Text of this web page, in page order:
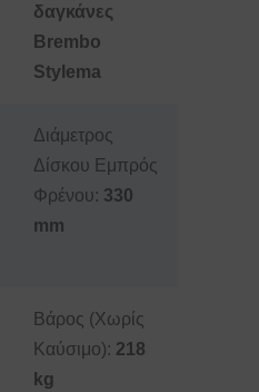
δαγκάνες
Brembo
Stylema
Διάμετρος
Δίσκου Εμπρός
Φρένου: 330
mm
Βάρος (Χωρίς
Καύσιμο): 218
kg